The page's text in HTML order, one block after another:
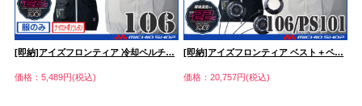
[即納]アイズフロンティア 冷却ペルチ…
価格：5,489円(税込)
[即納]アイズフロンティア ベスト＋ペ…
価格：20,757円(税込)